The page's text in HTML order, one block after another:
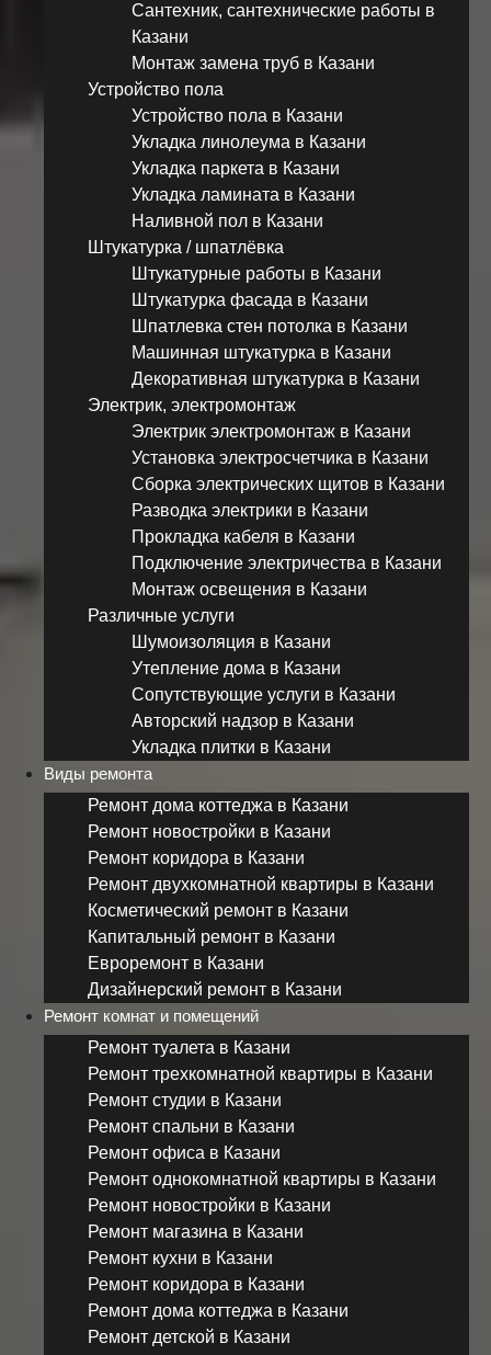
Сантехник, сантехнические работы в
Казани
Монтаж замена труб в Казани
Устройство пола
Устройство пола в Казани
Укладка линолеума в Казани
Укладка паркета в Казани
Укладка ламината в Казани
Наливной пол в Казани
Штукатурка / шпатлёвка
Штукатурные работы в Казани
Штукатурка фасада в Казани
Шпатлевка стен потолка в Казани
Машинная штукатурка в Казани
Декоративная штукатурка в Казани
Электрик, электромонтаж
Электрик электромонтаж в Казани
Установка электросчетчика в Казани
Сборка электрических щитов в Казани
Разводка электрики в Казани
Прокладка кабеля в Казани
Подключение электричества в Казани
Монтаж освещения в Казани
Различные услуги
Шумоизоляция в Казани
Утепление дома в Казани
Сопутствующие услуги в Казани
Авторский надзор в Казани
Укладка плитки в Казани
Виды ремонта
Ремонт дома коттеджа в Казани
Ремонт новостройки в Казани
Ремонт коридора в Казани
Ремонт двухкомнатной квартиры в Казани
Косметический ремонт в Казани
Капитальный ремонт в Казани
Евроремонт в Казани
Дизайнерский ремонт в Казани
Ремонт комнат и помещений
Ремонт туалета в Казани
Ремонт трехкомнатной квартиры в Казани
Ремонт студии в Казани
Ремонт спальни в Казани
Ремонт офиса в Казани
Ремонт однокомнатной квартиры в Казани
Ремонт новостройки в Казани
Ремонт магазина в Казани
Ремонт кухни в Казани
Ремонт коридора в Казани
Ремонт дома коттеджа в Казани
Ремонт детской в Казани